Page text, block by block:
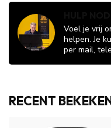
Voel je vrij
helpen. Je
per mail,
RECENT